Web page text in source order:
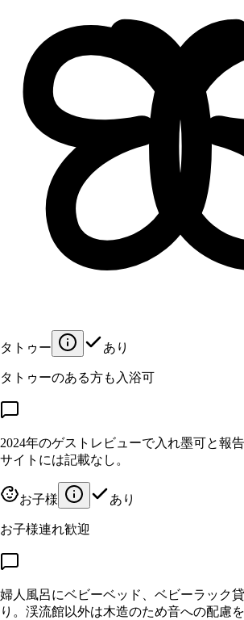
タトゥー あり
タトゥーのある方も入浴可
2024年のゲストレビューで入れ墨可と報
サイトには記載なし。
お子様 あり
お子様連れ歓迎
婦人風呂にベビーベッド、ベビーラック
り。渓流館以外は木造のため音への配慮を